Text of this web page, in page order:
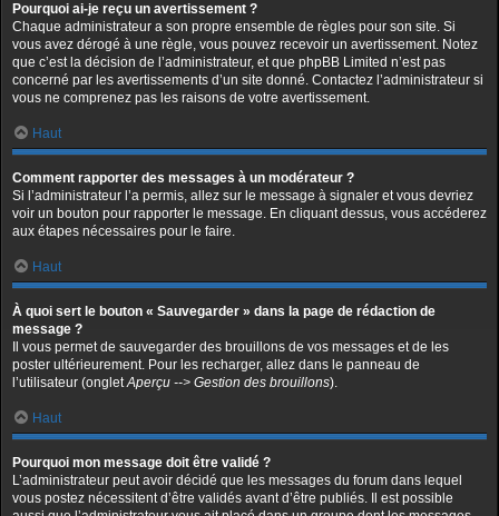
Pourquoi ai-je reçu un avertissement ?
Chaque administrateur a son propre ensemble de règles pour son site. Si
vous avez dérogé à une règle, vous pouvez recevoir un avertissement. Notez
que c’est la décision de l’administrateur, et que phpBB Limited n’est pas
concerné par les avertissements d’un site donné. Contactez l’administrateur si
vous ne comprenez pas les raisons de votre avertissement.
Haut
Comment rapporter des messages à un modérateur ?
Si l’administrateur l’a permis, allez sur le message à signaler et vous devriez
voir un bouton pour rapporter le message. En cliquant dessus, vous accéderez
aux étapes nécessaires pour le faire.
Haut
À quoi sert le bouton « Sauvegarder » dans la page de rédaction de
message ?
Il vous permet de sauvegarder des brouillons de vos messages et de les
poster ultérieurement. Pour les recharger, allez dans le panneau de
l’utilisateur (ongletAperçu --> Gestion des brouillons).
Haut
Pourquoi mon message doit être validé ?
L’administrateur peut avoir décidé que les messages du forum dans lequel
vous postez nécessitent d’être validés avant d’être publiés. Il est possible